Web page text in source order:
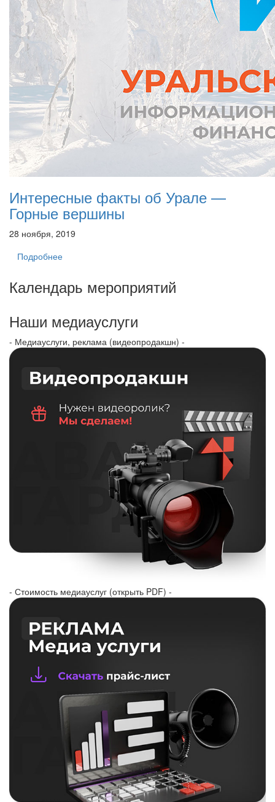
Интересные факты об Урале —
Горные вершины
28 ноября, 2019
Подробнее
Календарь мероприятий
Наши медиауслуги
- Медиауслуги, реклама (видеопродакшн) -
- Стоимость медиауслуг (открыть PDF) -